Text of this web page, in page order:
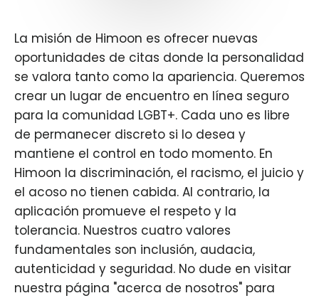
La misión de Himoon es ofrecer nuevas
oportunidades de citas donde la personalidad
se valora tanto como la apariencia. Queremos
crear un lugar de encuentro en línea seguro
para la comunidad LGBT+. Cada uno es libre
de permanecer discreto si lo desea y
mantiene el control en todo momento. En
Himoon la discriminación, el racismo, el juicio y
el acoso no tienen cabida. Al contrario, la
aplicación promueve el respeto y la
tolerancia. Nuestros cuatro valores
fundamentales son inclusión, audacia,
autenticidad y seguridad. No dude en visitar
nuestra página "acerca de nosotros" para